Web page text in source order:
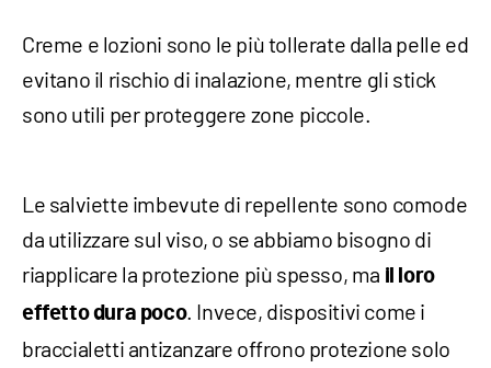
Creme e lozioni sono le più tollerate dalla pelle ed
evitano il rischio di inalazione, mentre gli stick
sono utili per proteggere zone piccole.
Le salviette imbevute di repellente sono comode
da utilizzare sul viso, o se abbiamo bisogno di
riapplicare la protezione più spesso, ma il loro
effetto dura poco. Invece, dispositivi come i
braccialetti antizanzare offrono protezione solo